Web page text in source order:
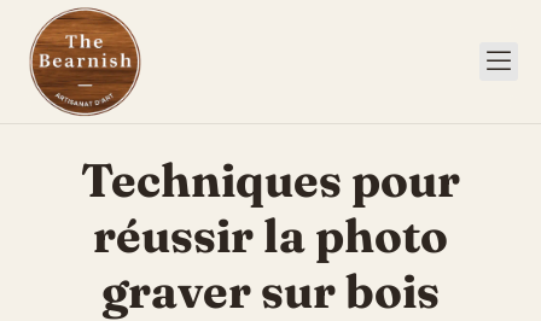
content
Techniques pour
réussir la photo
graver sur bois